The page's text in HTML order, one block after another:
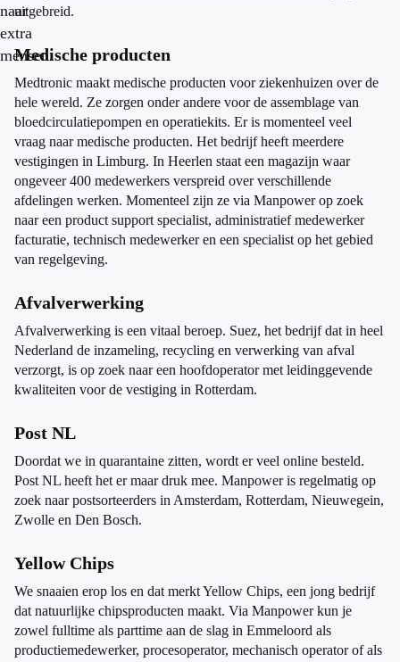
naar
extra
mensen.
uitgebreid.
Medische producten
Medtronic maakt medische producten voor ziekenhuizen over de
hele wereld. Ze zorgen onder andere voor de assemblage van
bloedcirculatiepompen en operatiekits. Er is momenteel veel
vraag naar medische producten. Het bedrijf heeft meerdere
vestigingen in Limburg. In Heerlen staat een magazijn waar
ongeveer 400 medewerkers verspreid over verschillende
afdelingen werken. Momenteel zijn ze via Manpower op zoek
naar een product support specialist, administratief medewerker
facturatie, technisch medewerker en een specialist op het gebied
van regelgeving.
Afvalverwerking
Afvalverwerking is een vitaal beroep. Suez, het bedrijf dat in heel
Nederland de inzameling, recycling en verwerking van afval
verzorgt, is op zoek naar een hoofdoperator met leidinggevende
kwaliteiten voor de vestiging in Rotterdam.
Post NL
Doordat we in quarantaine zitten, wordt er veel online besteld.
Post NL heeft het er maar druk mee. Manpower is regelmatig op
zoek naar postsorteerders in Amsterdam, Rotterdam, Nieuwegein,
Zwolle en Den Bosch.
Yellow Chips
We snaaien erop los en dat merkt Yellow Chips, een jong bedrijf
dat natuurlijke chipsproducten maakt. Via Manpower kun je
zowel fulltime als parttime aan de slag in Emmeloord als
productiemedewerker, procesoperator, mechanisch operator of als